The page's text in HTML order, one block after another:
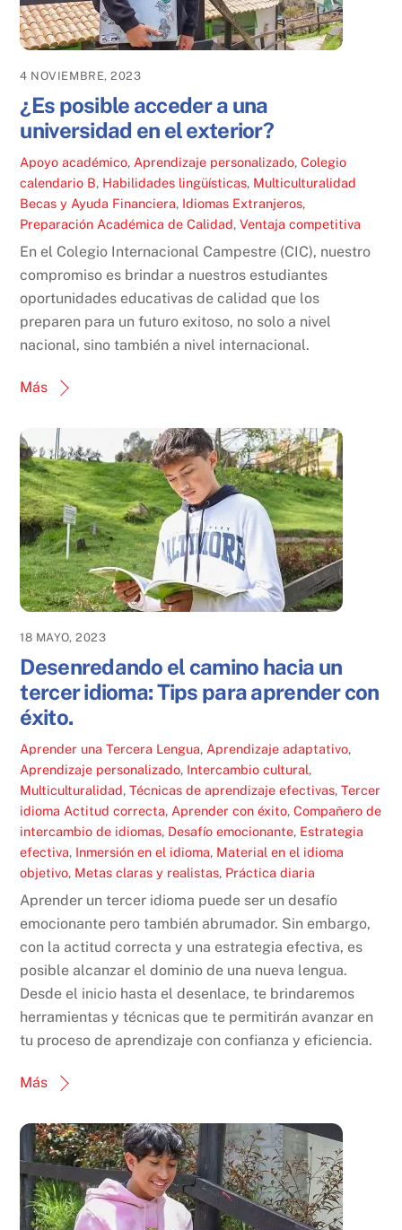
4 NOVIEMBRE, 2023
¿Es posible acceder a una
universidad en el exterior?
Apoyo académico, Aprendizaje personalizado,Colegio
calendario B, Habilidades lingüísticas, Multiculturalidad
Becas y Ayuda Financiera, Idiomas Extranjeros,
Preparación Académica de Calidad,Ventaja competitiva
En el Colegio Internacional Campestre (CIC), nuestro
compromiso es brindar a nuestros estudiantes
oportunidades educativas de calidad que los
preparen para un futuro exitoso, no solo a nivel
nacional, sino también a nivel internacional.
Más
18 MAYO, 2023
Desenredando el camino hacia un
tercer idioma: Tips para aprender con
éxito.
Aprender una Tercera Lengua, Aprendizaje adaptativo,
Aprendizaje personalizado, Intercambio cultural,
Multiculturalidad,Técnicas de aprendizaje efectivas,Tercer
idioma Actitud correcta, Aprender con éxito,Compañero de
intercambio de idiomas, Desafío emocionante, Estrategia
efectiva, Inmersión en el idioma, Material en el idioma
objetivo, Metas claras y realistas, Práctica diaria
Aprender un tercer idioma puede ser un desafío
emocionante pero también abrumador. Sin embargo,
con la actitud correcta y una estrategia efectiva, es
posible alcanzar el dominio de una nueva lengua.
Desde el inicio hasta el desenlace, te brindaremos
herramientas y técnicas que te permitirán avanzar en
tu proceso de aprendizaje con confianza y eficiencia.
Más